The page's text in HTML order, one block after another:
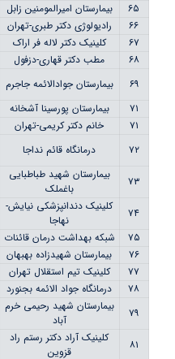
۶۵
بیمارستان امیرالمومنین زابل
۶۶
رادیولوژی دکتر طبری-تهران
۶۷
کلینیک دکتر لاله فر اراک
۶۸
مطب دکتر قهاری-دزفول
۶۹
بیمارستان جوادالائمه جاجرم
۷۱
بیمارستان پورسینا آشخانه
۷۱
خانم دکتر کریمی-تهران
۷۲
درمانگاه قائم نداجا
۷۳
بیمارستان شهید طباطبایی
باغملک
۷۴
کلینیک دندانپزشکی نیایش-
نهاجا
۷۵
شبکه بهداشت درمان قائنات
۷۶
بیمارستان شهیدزاده بهبهان
۷۷
کلینیک تیم استقلال تهران
۷۸
درمانگاه جواد الائمه بجنورد
۷۹
بیمارستان شهید رحیمی خرم
آباد
۸۱
کلینیک آراد دکتر رستم راد
قزوین